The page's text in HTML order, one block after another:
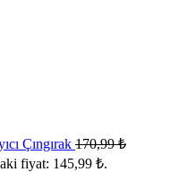
Çıngırak 170,99₺
fiyat: 145,99 ₺.